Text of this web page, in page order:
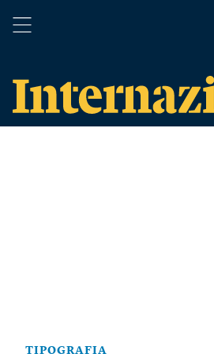
TIPOGRAFIA